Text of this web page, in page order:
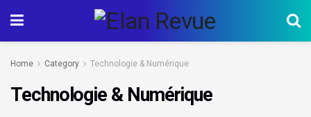
Home Category Technologie & Numérique
Technologie & Numérique